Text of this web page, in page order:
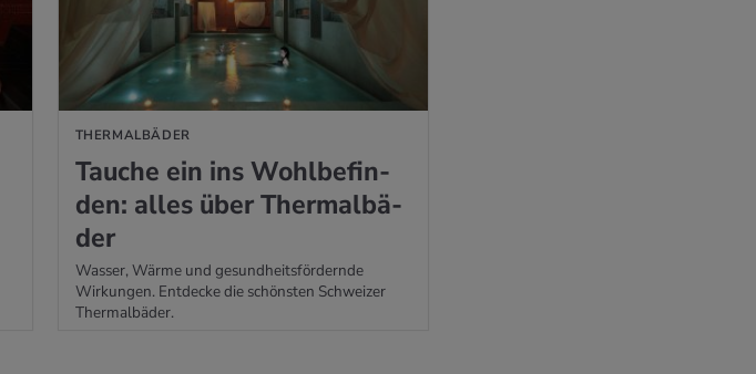
THERMALBÄDER
Tau­che ein ins Wohl­be­fin­
den: alles über Ther­mal­bä­
der
Wasser, Wärme und gesundheitsfördernde
Wirkungen. Entdecke die schönsten Schweizer
Thermalbäder.